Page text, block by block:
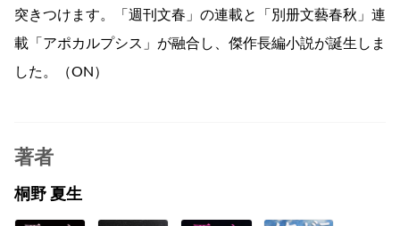
突きつけます。「週刊文春」の連載と「別册文藝春秋」連
載「アポカルプシス」が融合し、傑作長編小説が誕生しま
した。（ON）
著者
桐野 夏生